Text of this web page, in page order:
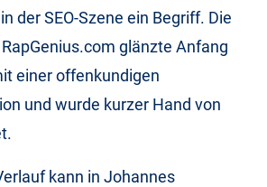
der SEO-Szene ein Begriff. Die
RapGenius.com glänzte Anfang
einer offenkundigen
und wurde kurzer Hand von
kann in Johannes